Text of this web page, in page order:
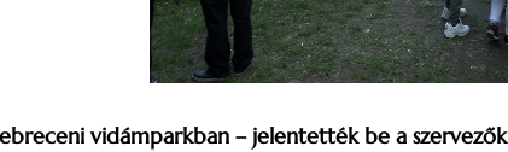
vidámparkban – jelentették be a